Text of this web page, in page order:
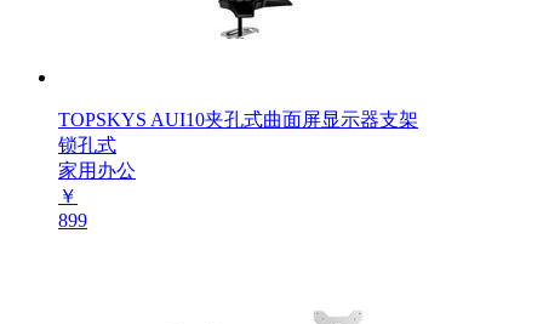
TOPSKYS AUI10夹孔式曲面屏显示器支架
锁孔式
家用办公
￥
899